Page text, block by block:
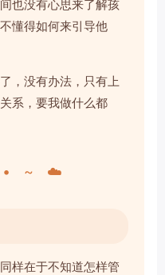
也没有心思来了解孩
懂得如何来引导他
，没有办法，只有上
系，要我做什么都
~ ☁️
样在于不知道怎样管